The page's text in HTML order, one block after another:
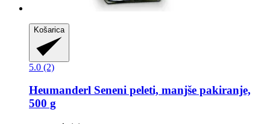
Košarica
5.0 (2)
Heumanderl Seneni peleti, manjše pakiranje,
500 g